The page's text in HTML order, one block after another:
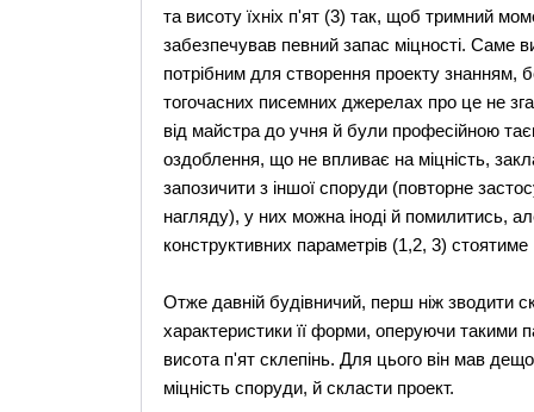
та висоту їхніх п'ят (3) так, щоб тримний
забезпечував певний запас міцності. Саме
потрібним для створення проекту знанням,
тогочасних писемних джерелах про це не
від майстра до учня й були професійною
оздоблення, що не впливає на міцність,
запозичити з іншої споруди (повторне
нагляду), у них можна іноді й помилитись,
конструктивних параметрів (1,2, 3) стоятиме
Отже давній будівничий, перш ніж зводити
характеристики її форми, оперуючи такими
висота п'ят склепінь. Для цього він мав
міцність споруди, й скласти проект.